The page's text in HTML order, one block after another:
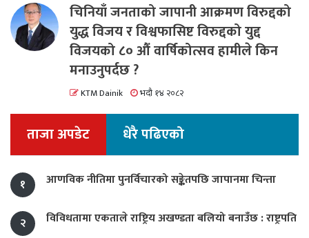
चिनियाँ जनताको जापानी आक्रमण विरुद्दको
युद्ध विजय र विश्वफासिष्ट विरुद्दको युद्द
विजयको ८० औं वार्षिकोत्सव हामीले किन
मनाउनुपर्दछ ?
KTM Dainik भदौ १४ २०८२
ताजा अपडेट धेरै पढिएको
१ आणविक नीतिमा पुनर्विचारको सङ्केतपछि जापानमा चिन्ता
२ विविधतामा एकताले राष्ट्रिय अखण्डता बलियो बनाउँछ : राष्ट्रपति